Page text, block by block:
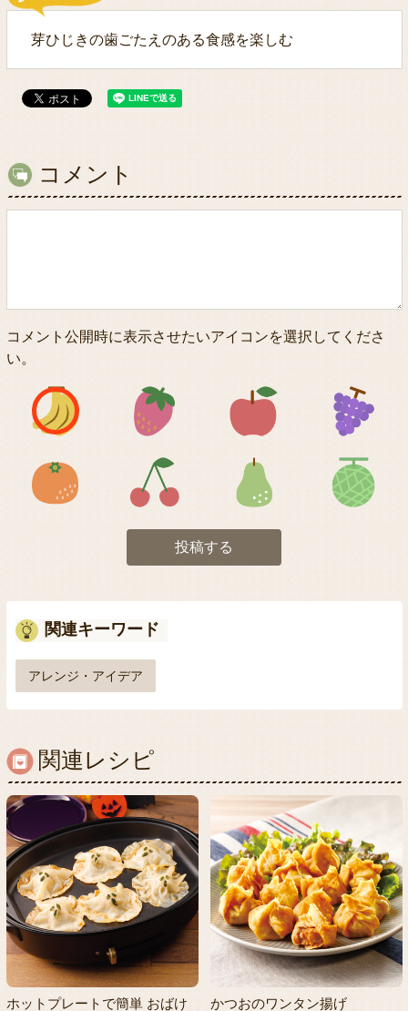
芽ひじきの歯ごたえのある食感を楽しむ
コメント
コメント公開時に表示させたいアイコンを選択してくださ
い。
アイコン1 アイコン2 アイコン3
アイコン5 アイコン6 アイコン7
投稿する
関連キーワード
アレンジ・アイデア
関連レシピ
ホットプレートで簡単 おばけ
かつおのワンタン揚げ